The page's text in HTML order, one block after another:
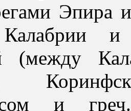
Эпира
Калабрии
(между
и